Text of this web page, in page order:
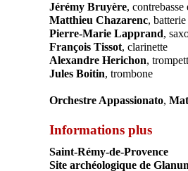
Jérémy Bruyère, contrebasse
Matthieu Chazarenc, batterie
Pierre-Marie Lapprand,
François Tissot, clarinette
Alexandre Herichon,
Jules Boitin, trombone
Orchestre Appassionato,
Informations plus
Saint-Rémy-de-Provence
Site archéologique de